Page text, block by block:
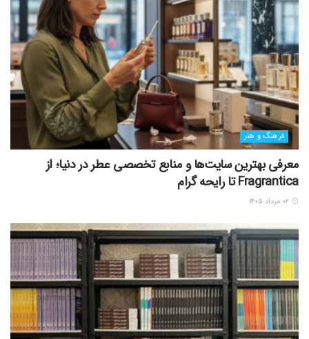
فرهنگ و هنر
معرفی بهترین سایت‌ها و منابع تخصصی عطر در دنیا؛ از
Fragrantica تا رایحه گرام